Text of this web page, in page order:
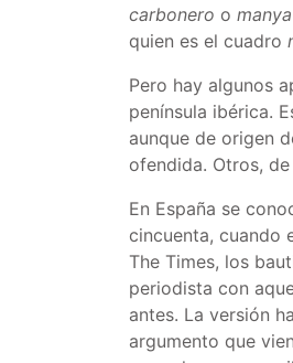
carbonero o manya
quien es el cuadro
Pero hay algunos
península ibérica.
aunque de origen
ofendida. Otros,
En España se
cincuenta, cuando
The Times, los
periodista con
antes. La versión
argumento que